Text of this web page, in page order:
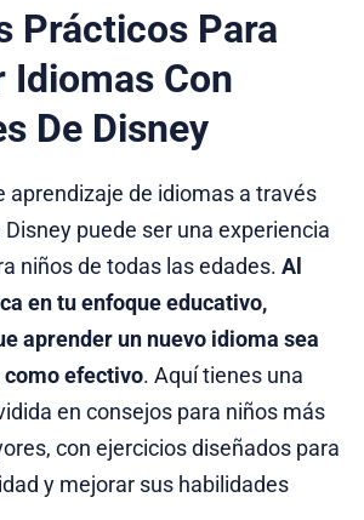
Prácticos Para
Idiomas Con
De Disney
aprendizaje de idiomas a través
puede ser una experiencia
niños de todas las edades. Al
en tu enfoque educativo,
aprender un nuevo idioma sea
efectivo. Aquí tienes una
en consejos para niños más
con ejercicios diseñados para
y mejorar sus habilidades